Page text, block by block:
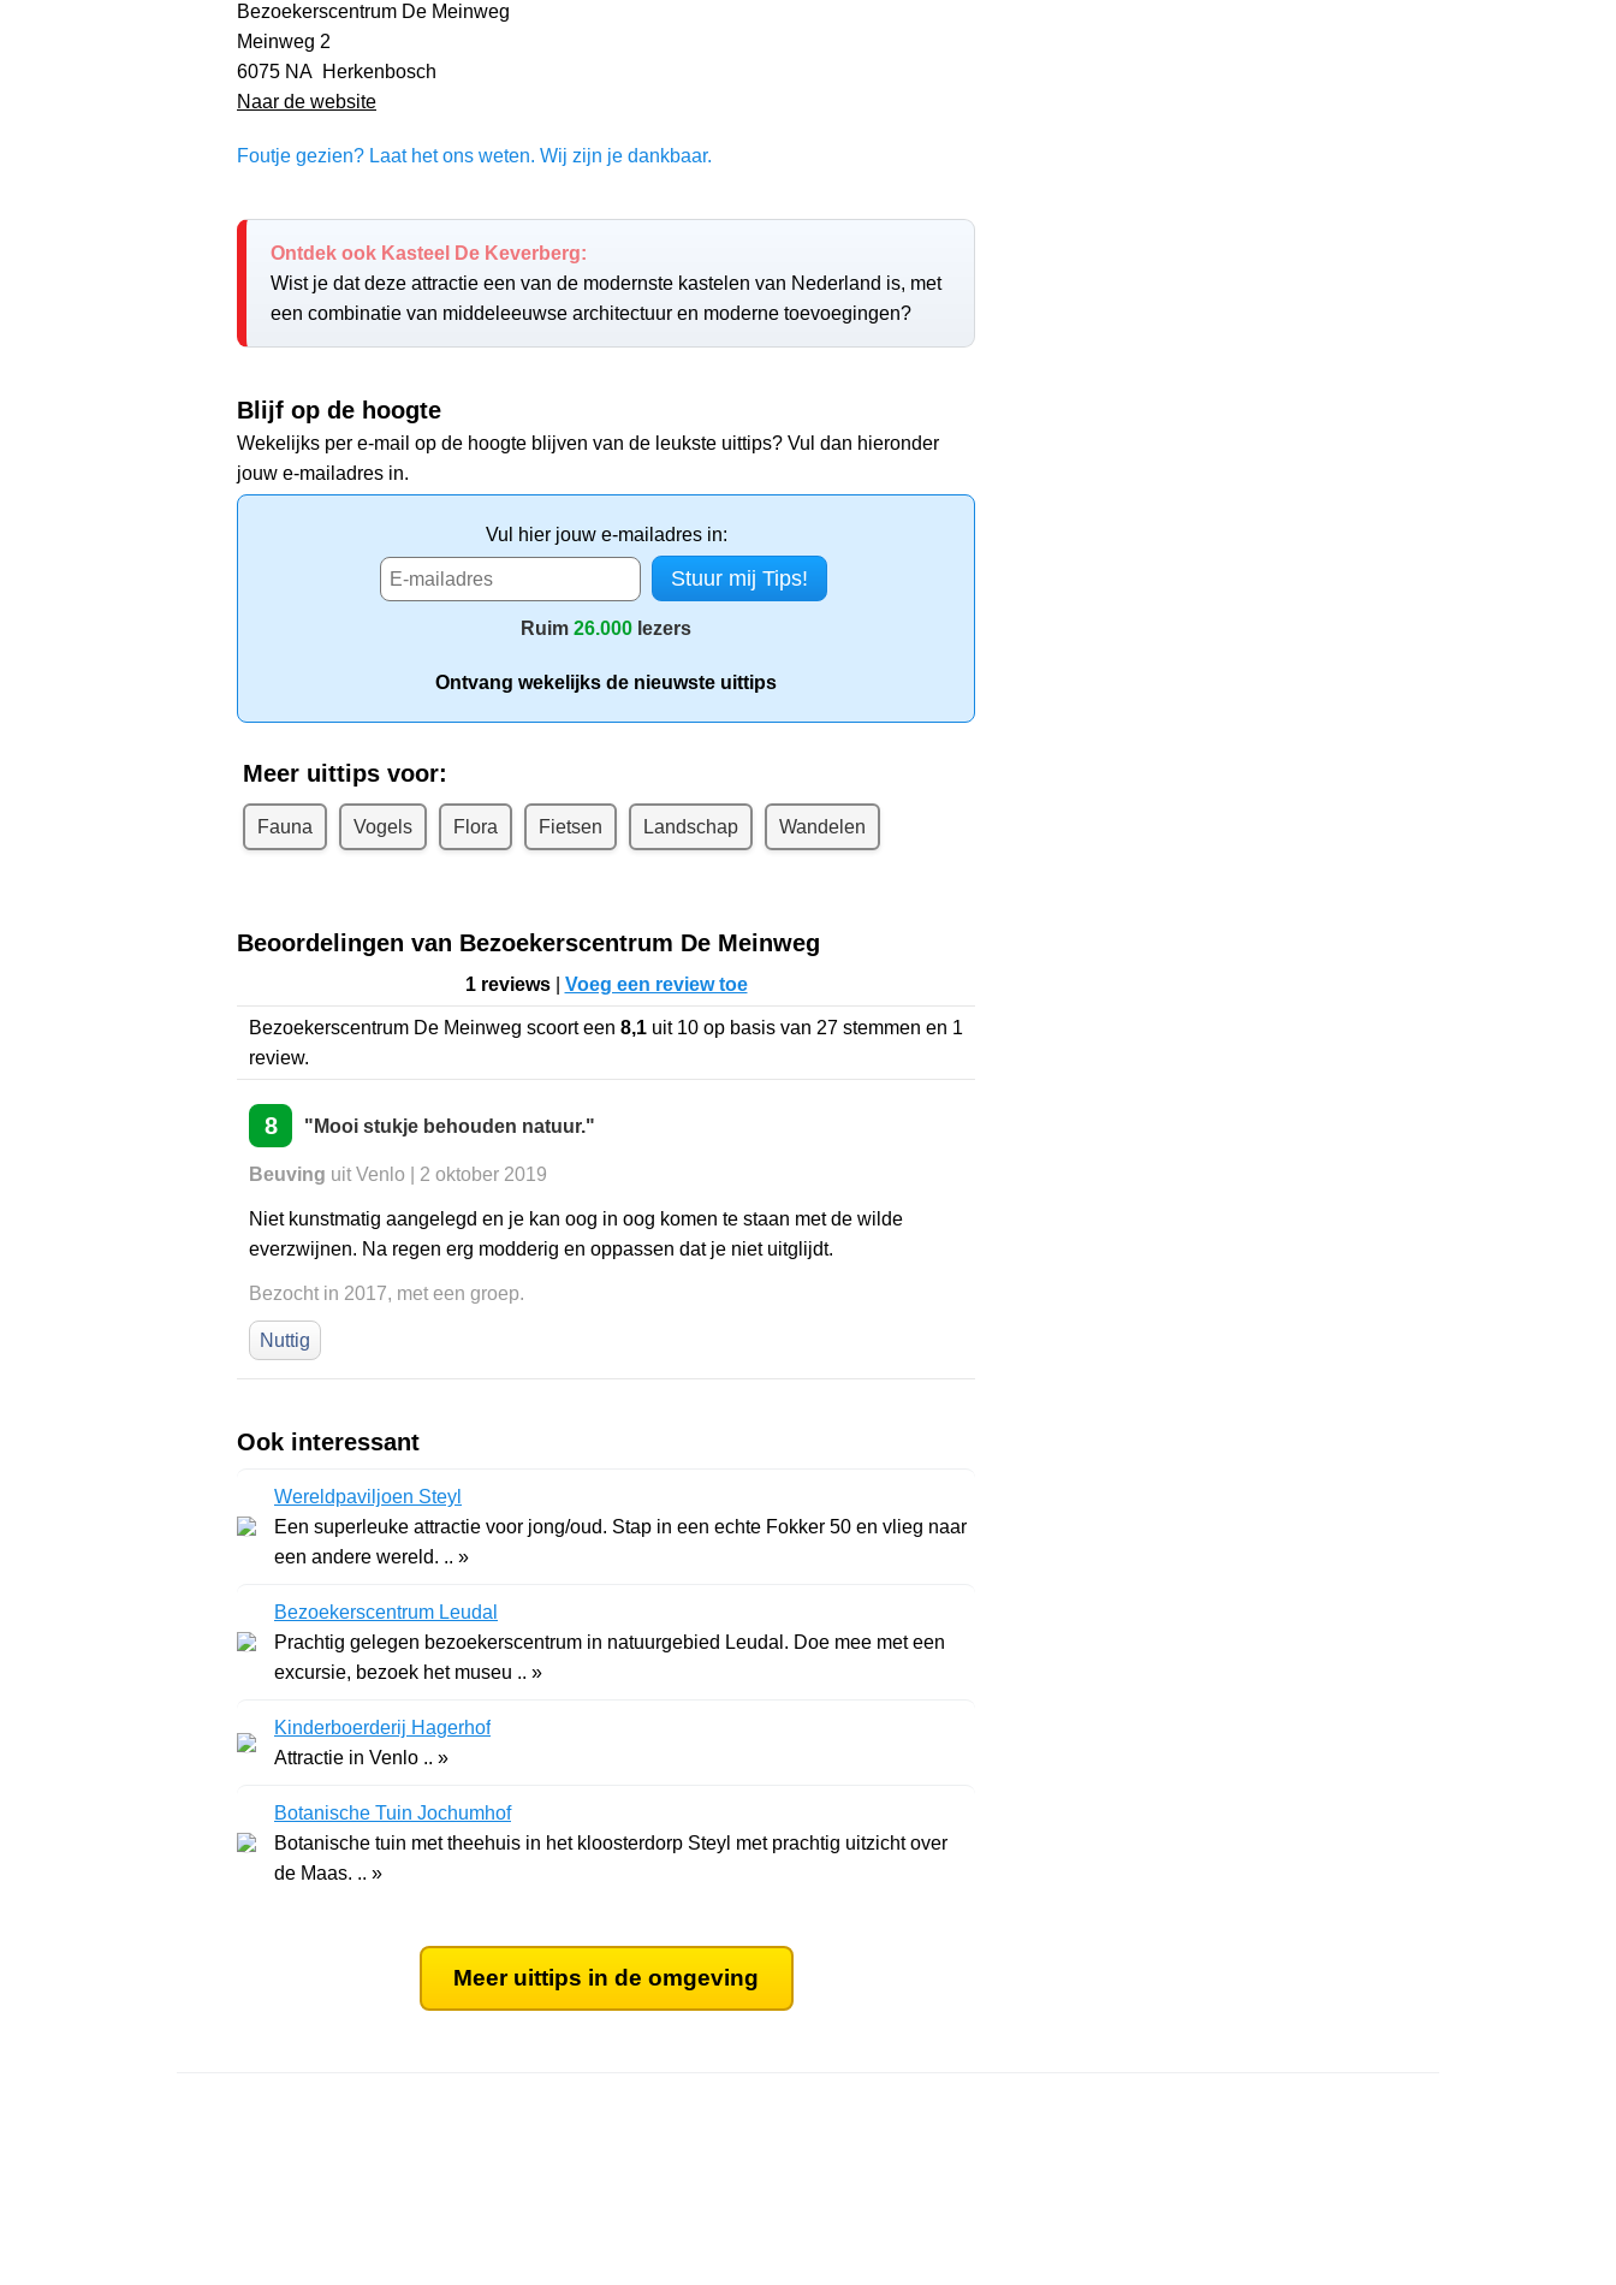
Bezoekerscentrum De Meinweg
Meinweg 2
6075 NA Herkenbosch
Naar de website
Foutje gezien? Laat het ons weten. Wij zijn je dankbaar.
Ontdek ook Kasteel De Keverberg:
Wist je dat deze attractie een van de modernste kastelen van Nederland is, met
een combinatie van middeleeuwse architectuur en moderne toevoegingen?
Blijf op de hoogte
Wekelijks per e-mail op de hoogte blijven van de leukste uittips? Vul dan hieronder
jouw e-mailadres in.
Vul hier jouw e-mailadres in:
Ruim 26.000 lezers
Ontvang wekelijks de nieuwste uittips
Meer uittips voor:
Fauna Vogels Flora Fietsen Landschap Wandelen
Beoordelingen van Bezoekerscentrum De Meinweg
1 reviews| Voeg een review toe
Bezoekerscentrum De Meinweg scoort een 8,1 uit 10 op basis van 27 stemmen en 1
review.
8 "Mooi stukje behouden natuur."
Beuving uit Venlo | 2 oktober 2019
Niet kunstmatig aangelegd en je kan oog in oog komen te staan met de wilde
everzwijnen. Na regen erg modderig en oppassen dat je niet uitglijdt.
Bezocht in 2017, met een groep.
Nuttig
Ook interessant
Wereldpaviljoen Steyl
Een superleuke attractie voor jong/oud. Stap in een echte Fokker 50 en vlieg naar
een andere wereld. .. »
Bezoekerscentrum Leudal
Prachtig gelegen bezoekerscentrum in natuurgebied Leudal. Doe mee met een
excursie, bezoek het museu .. »
Kinderboerderij Hagerhof
Attractie in Venlo .. »
Botanische Tuin Jochumhof
Botanische tuin met theehuis in het kloosterdorp Steyl met prachtig uitzicht over
de Maas. .. »
Meer uittips in de omgeving